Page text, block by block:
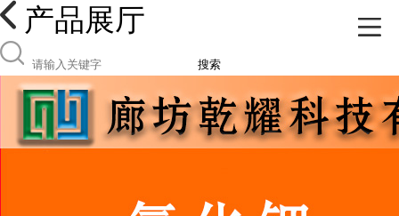
产品展厅
搜索